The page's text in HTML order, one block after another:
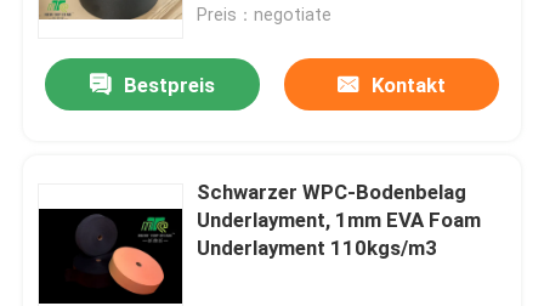
Preis：negotiate
Bestpreis Kontakt
Schwarzer WPC-Bodenbelag
Underlayment, 1mm EVA Foam
Underlayment 110kgs/m3